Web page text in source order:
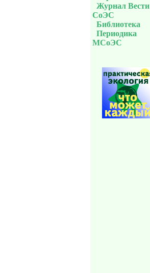
Журнал Вести
СоЭС
Библиотека
Периодика
МСоЭС